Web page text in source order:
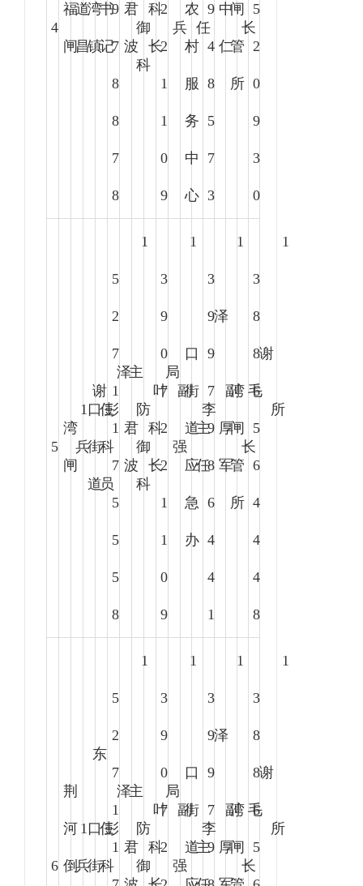
4
福
闸
道
昌
湾
镇
书
记
9
7
8
8
7
8
君
波
御
科
科
长
2
2
1
1
0
9
兵
农
村
服
务
中
心
任
9
4
8
5
7
3
中
仁
闸
管
所
长
5
2
0
9
3
0
1
5
谢
湾
闸
彭
兵
泽
口
街
道
主
任
科
员
1
5
2
7
1
1
7
5
5
5
8
叶
君
波
局
防
御
科
副
科
长
1
3
9
0
7
2
2
1
1
0
9
李
强
泽
口
街
道
应
急
办
副
主
任
1
3
9
9
7
9
8
6
4
4
1
毛
厚
军
谢
湾
闸
管
所
所
长
1
3
8
8
6
5
6
4
4
4
8
1
6
东
荆
河
倒
彭
兵
泽
口
街
主
任
科
1
5
2
7
1
1
叶
君
局
防
御
副
科
1
3
9
0
7
2
李
强
泽
口
街
道
副
主
1
3
9
9
7
9
毛
厚
谢
湾
闸
所
长
1
3
8
8
6
5